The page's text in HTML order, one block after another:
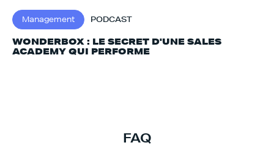
Management PODCAST
WONDERBOX : LE SECRET D'UNE SALES
ACADEMY QUI PERFORME
FAQ